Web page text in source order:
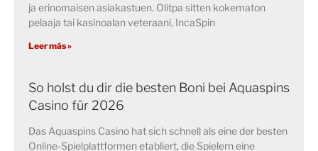
ja erinomaisen asiakastuen. Olitpa sitten kokematon
pelaaja tai kasinoalan veteraani, IncaSpin
Leer más »
So holst du dir die besten Boni bei Aquaspins
Casino für 2026
Das Aquaspins Casino hat sich schnell als eine der besten
Online-Spielplattformen etabliert, die Spielern eine